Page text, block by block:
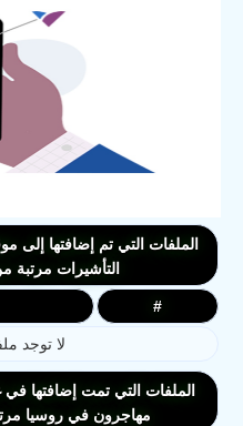
الملفات التي تم إضافتها
التأشيرات مرتبة
#
لا توجد
الملفات التي تمت إضافتها
مهاجرون في روسيا